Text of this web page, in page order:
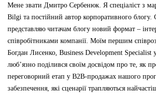
Мене звати Дмитро Сербенюк. Я спеціаліст з
Bilgi та постійний автор корпоративного блогу.
представляю читачам блогу новий формат –
співробітниками компанії. Моїм першим
Богдан Лисенко, Business Development
люб’язно поділився своїм досвідом про те, як
переговорний етап у B2B-продажах нашого
забезпечення, які сценарії трапляються